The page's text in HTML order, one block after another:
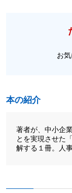
お
本の紹介
著者が、中小企
とを実現させた
解する１冊。人